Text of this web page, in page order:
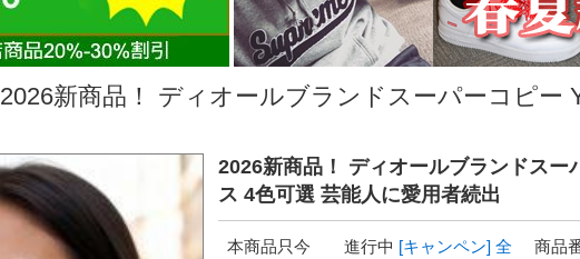
2026新商品！ ディオールブランドスーパーコピー
2026新商品！ ディオールブランドス
ス 4色可選 芸能人に愛用者続出
本商品只今 進行中 [キャンペン] 全
商品